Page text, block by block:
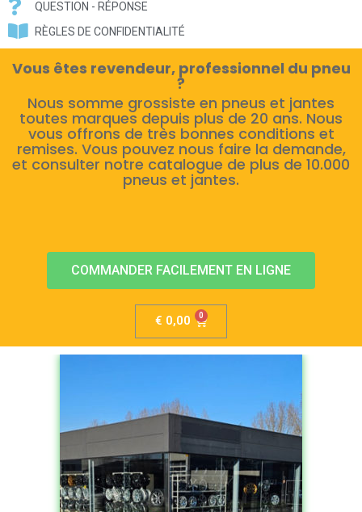
QUESTION - RÉPONSE
RÈGLES DE CONFIDENTIALITÉ
Vous êtes revendeur, professionnel du pneu
?
Nous somme grossiste en pneus et jantes
toutes marques depuis plus de 20 ans. Nous
vous offrons de très bonnes conditions et
remises. Vous pouvez nous faire la demande,
et consulter notre catalogue de plus de 10.000
pneus et jantes.
COMMANDER FACILEMENT EN LIGNE
€ 0,00